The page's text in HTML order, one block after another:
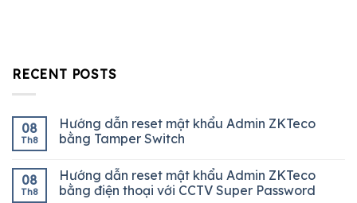
RECENT POSTS
08
Th8
Hướng dẫn reset mật khẩu Admin ZKTeco
bằng Tamper Switch
08
Th8
Hướng dẫn reset mật khẩu Admin ZKTeco
bằng điện thoại với CCTV Super Password